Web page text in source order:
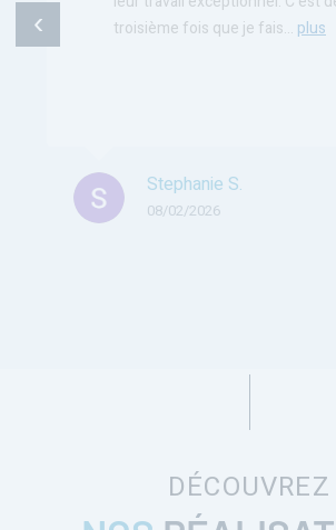
troisième fois que je fais... plus
Stephanie S.
08/02/2026
‹
DÉCOUVREZ